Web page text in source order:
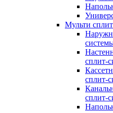
Мульти
сплит-
сплит-
сплит-